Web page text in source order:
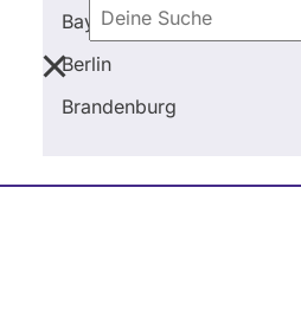
Bayern
Berlin
Brandenburg
Deine
Suche
Startseite Frage stellen